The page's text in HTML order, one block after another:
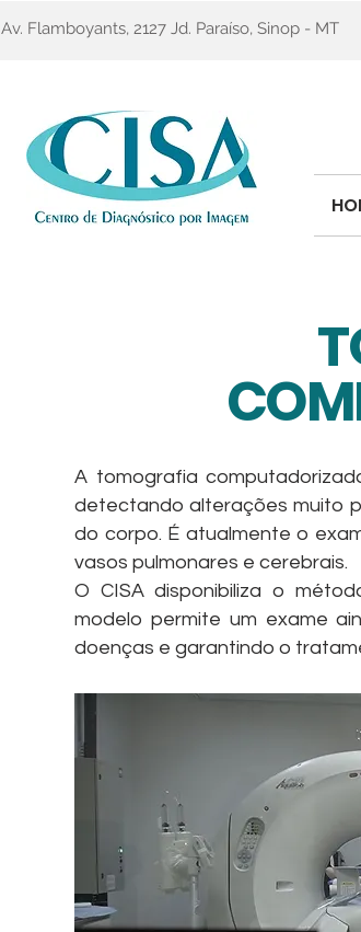
Av. Flamboyants, 2127 Jd. Paraíso, Sinop - MT
A tomografia
detectando alterações muito
do corpo. É atualmente o
vasos pulmonares e cerebrais.
O CISA disponibiliza o
modelo permite um exame
doenças e garantindo o